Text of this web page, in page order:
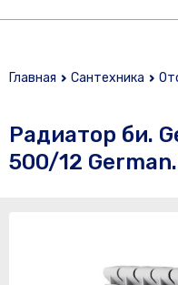
Главная Сантехника
Радиатор би.
500/12